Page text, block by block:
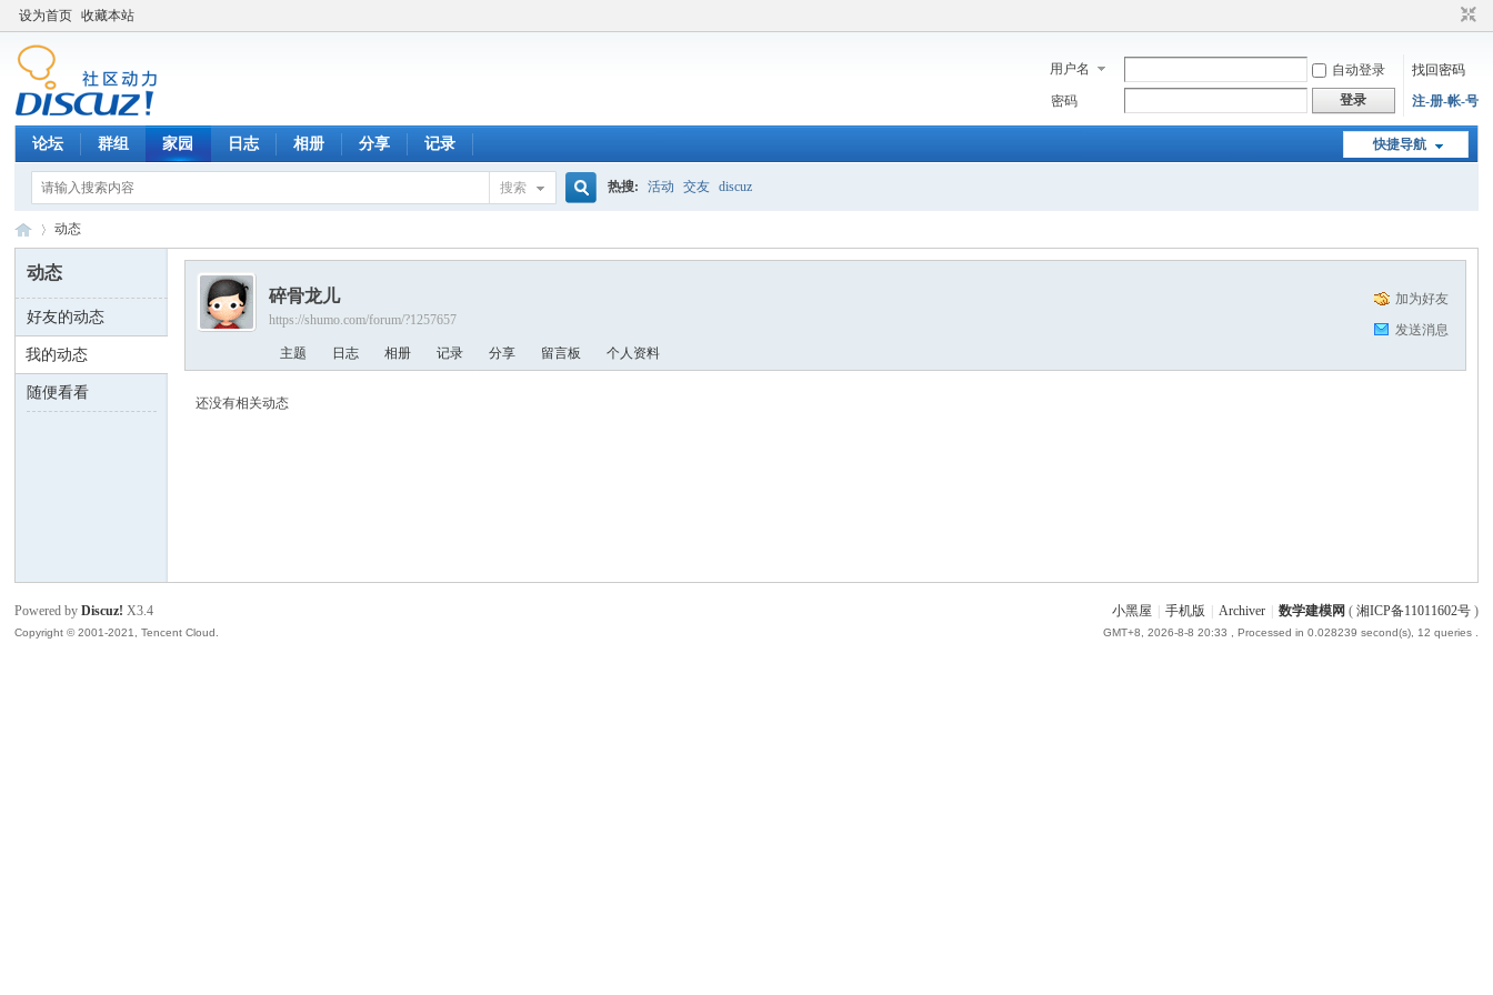
设为首页 收藏本站
用户名 自动登录
找回密码
密码
登录 注-册-帐-号
快捷导航
论坛 群组 家园 日志 相册 分享 记录
搜索 热搜: 活动 交友 discuz
数 ›
动态
动态
好友的动态
我的动态
随便看看
加为好友
发送消息
碎骨龙儿
https://shumo.com/forum/?1257657
主题 日志 相册 记录 分享 留言板 个人资料
还没有相关动态
小黑屋 手机版 Archiver 数学建模网 ( 湘ICP备11011602号)
GMT+8, 2026-8-8 20:33 , Processed in 0.028239 second(s), 12 queries .
Powered byDiscuz! X3.4
Copyright © 2001-2021, Tencent Cloud.